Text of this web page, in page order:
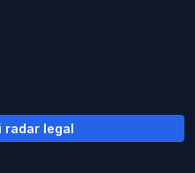
radar legal